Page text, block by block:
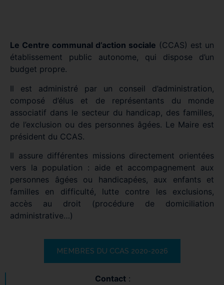
Le Centre communal d’action sociale (CCAS) est un
établissement public autonome, qui dispose d’un
budget propre.
Il est administré par un conseil d’administration,
composé d’élus et de représentants du monde
associatif dans le secteur du handicap, des familles,
de l’exclusion ou des personnes âgées. Le Maire est
président du CCAS.
Il assure différentes missions directement orientées
vers la population : aide et accompagnement aux
personnes âgées ou handicapées, aux enfants et
familles en difficulté, lutte contre les exclusions,
accès au droit (procédure de domiciliation
administrative…)
MEMBRES DU CCAS 2020-2026
Contact: